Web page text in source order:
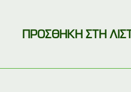
ποσότητα
ΠΡΟΣΘΗΚΗ ΣΤΗ